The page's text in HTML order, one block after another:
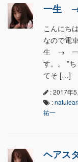
一生
こんにち
なので電
生 → 一瞬
す。。 ”
てそ […]
: 2017年
:
祐一
ヘアス